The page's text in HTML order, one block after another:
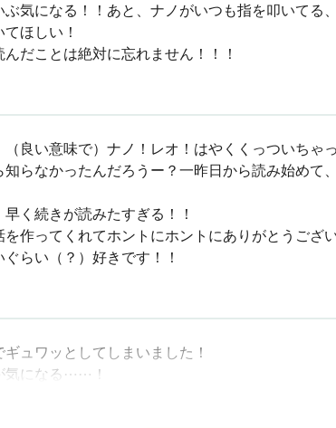
気になる！！あと、ナノがいつも指を叩いてる
ほしい！
だことは絶対に忘れません！！！
良い意味で）ナノ！レオ！はやくくっついちゃ
知らなかったんだろうー？一昨日から読み始め
く続きが読みたすぎる！！
作ってくれてホントにホントにありがとうござ
らい（？）好きです！！
ュワッとしてしまいました！
気になる⋯⋯！